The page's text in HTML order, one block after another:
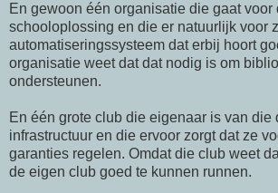
En gewoon één organisatie die gaat voor
schooloplossing en die er natuurlijk voor
automatiseringssysteem dat erbij hoort
organisatie weet dat dat nodig is om
ondersteunen.
En één grote club die eigenaar is van die
infrastructuur en die ervoor zorgt dat ze
garanties regelen. Omdat die club weet
de eigen club goed te kunnen runnen.